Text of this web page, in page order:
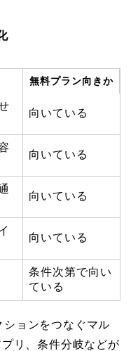
無料プラン向きか
向いている
向いている
向いている
向いている
条件次第で向い
ている
ョンをつなぐマル
リ、条件分岐などが